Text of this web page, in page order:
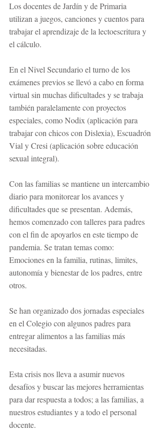
Los docentes de Jardín y de Primaria
utilizan a juegos, canciones y cuentos para
trabajar el aprendizaje de la lectoescritura y
el cálculo.
En el Nivel Secundario el turno de los
exámenes previos se llevó a cabo en forma
virtual sin muchas dificultades y se trabaja
también paralelamente con proyectos
especiales, como Nodix (aplicación para
trabajar con chicos con Dislexia), Escuadrón
Vial y Cresi (aplicación sobre educación
sexual integral).
Con las familias se mantiene un intercambio
diario para monitorear los avances y
dificultades que se presentan. Además,
hemos comenzado con talleres para padres
con el fin de apoyarlos en este tiempo de
pandemia. Se tratan temas como:
Emociones en la familia, rutinas, limites,
autonomía y bienestar de los padres, entre
otros.
Se han organizado dos jornadas especiales
en el Colegio con algunos padres para
entregar alimentos a las familias más
necesitadas.
Esta crisis nos lleva a asumir nuevos
desafíos y buscar las mejores herramientas
para dar respuesta a todos; a las familias, a
nuestros estudiantes y a todo el personal
docente.